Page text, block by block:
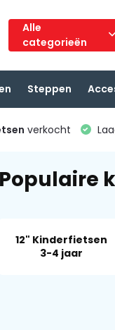
Alle
categorieën
Steppen
verkocht
Populaire
12" Kinderfietsen
3-4 jaar